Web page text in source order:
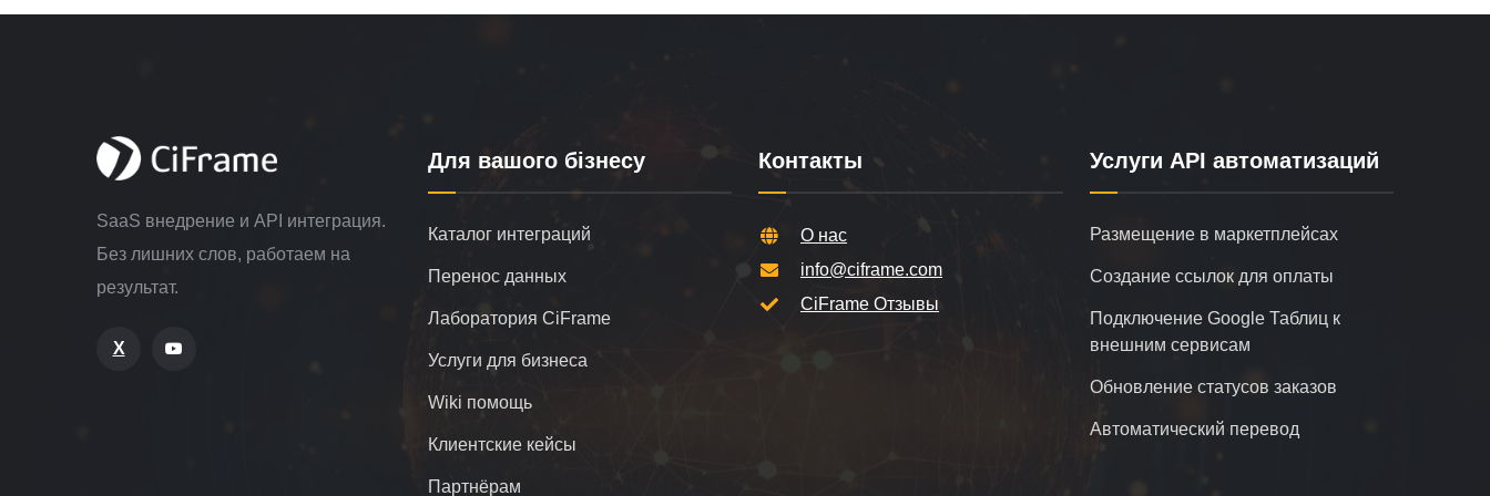
SaaS внедрение и API интеграция.
Без лишних слов, работаем на
результат.
X
Для вашого бізнесу
Каталог интеграций
Перенос данных
Лаборатория CiFrame
Услуги для бизнеса
Wiki помощь
Клиентские кейсы
Партнёрам
Контакты
О нас
info@ciframe.com
CiFrame Отзывы
Услуги API автоматизаций
Размещение в маркетплейсах
Создание ссылок для оплаты
Подключение Google Таблиц к
внешним сервисам
Обновление статусов заказов
Автоматический перевод